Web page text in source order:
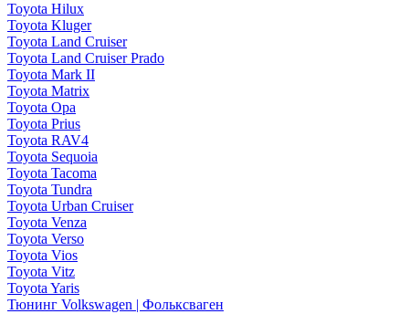
Toyota Hilux
Toyota Kluger
Toyota Land Cruiser
Toyota Land Cruiser Prado
Toyota Mark II
Toyota Matrix
Toyota Opa
Toyota Prius
Toyota RAV4
Toyota Sequoia
Toyota Tacoma
Toyota Tundra
Toyota Urban Cruiser
Toyota Venza
Toyota Verso
Toyota Vios
Toyota Vitz
Toyota Yaris
Тюнинг Volkswagen | Фольксваген